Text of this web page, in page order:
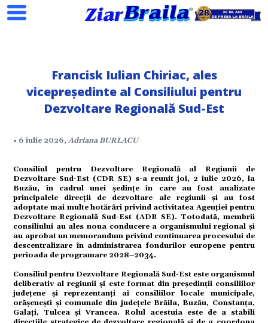
Search
Francisk Iulian Chiriac, ales
vicepreședinte al Consiliului pentru
Dezvoltare Regională Sud-Est
• 6 iulie 2026,Adriana BURLACU
Consiliul pentru Dezvoltare Regională al Regiunii de
Dezvoltare Sud-Est (CDR SE) s-a reunit joi, 2 iulie 2026, la
Buzău, în cadrul unei ședințe în care au fost analizate
principalele direcții de dezvoltare ale regiunii și au fost
adoptate mai multe hotărâri privind activitatea Agenției pentru
Dezvoltare Regională Sud-Est (ADR SE). Totodată, membrii
consiliului au ales noua conducere a organismului regional și
au aprobat un memorandum privind continuarea procesului de
descentralizare în administrarea fondurilor europene pentru
perioada de programare 2028–2034.
Consiliul pentru Dezvoltare Regională Sud-Est este organismul
deliberativ al regiunii și este format din președinții consiliilor
județene și reprezentanți ai consiliilor locale municipale,
orășenești și comunale din județele Brăila, Buzău, Constanța,
Galați, Tulcea și Vrancea. Rolul acestuia este de a stabili